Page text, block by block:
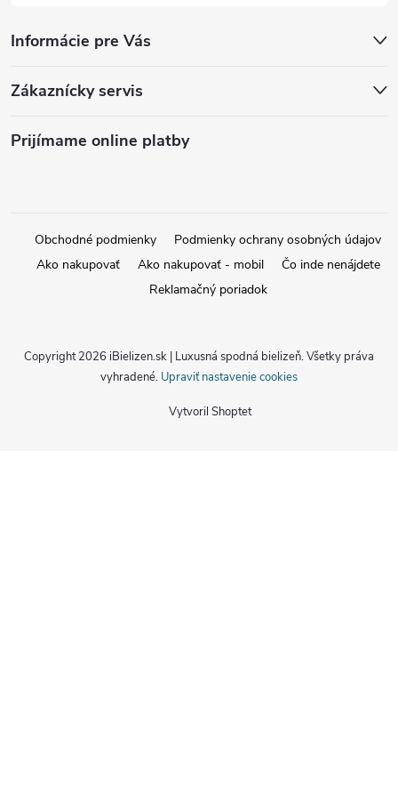
Informácie pre Vás
Zákaznícky servis
Prijímame online platby
Obchodné podmienky
Podmienky ochrany osobných údajov
Ako nakupovať
Ako nakupovať - mobil
Čo inde nenájdete
Reklamačný poriadok
Vytvoril Shoptet
Copyright 2026 iBielizen.sk | Luxusná spodná bielizeň. Všetky práva
vyhradené. Upraviť nastavenie cookies